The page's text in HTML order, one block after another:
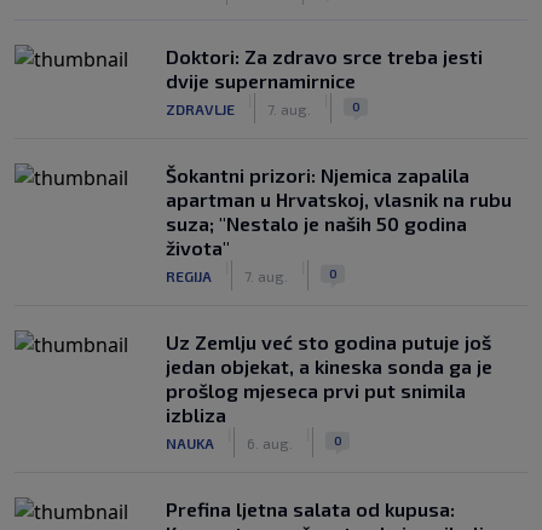
Doktori: Za zdravo srce treba jesti
dvije supernamirnice
ZDRAVLJE 7. aug. 0
Šokantni prizori: Njemica zapalila
apartman u Hrvatskoj, vlasnik na rubu
suza; "Nestalo je naših 50 godina
života"
REGIJA 7. aug. 0
Uz Zemlju već sto godina putuje još
jedan objekat, a kineska sonda ga je
prošlog mjeseca prvi put snimila
izbliza
NAUKA 6. aug. 0
Prefina ljetna salata od kupusa: